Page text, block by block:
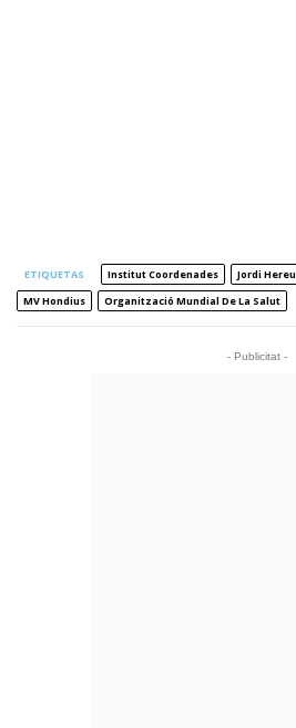
ETIQUETAS Institut Coordenades Jordi Hereu
MV Hondius
Organització Mundial De La Salut
- Publicitat -